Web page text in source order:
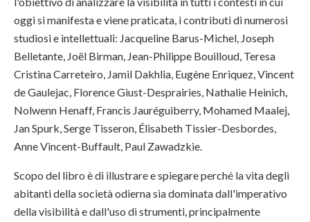
oggi si manifesta e viene praticata, i contributi di numerosi
studiosi e intellettuali: Jacqueline Barus-Michel, Joseph
Belletante, Joël Birman, Jean-Philippe Bouilloud, Teresa
Cristina Carreteiro, Jamil Dakhlia, Eugène Enriquez, Vincent
de Gaulejac, Florence Giust-Desprairies, Nathalie Heinich,
Nolwenn Henaff, Francis Jauréguiberry, Mohamed Maalej,
Jan Spurk, Serge Tisseron, Élisabeth Tissier-Desbordes,
Anne Vincent-Buffault, Paul Zawadzkie.
Scopo del libro è di illustrare e spiegare perché la vita degli
abitanti della società odierna sia dominata dall'imperativo
della visibilità e dall'uso di strumenti, principalmente